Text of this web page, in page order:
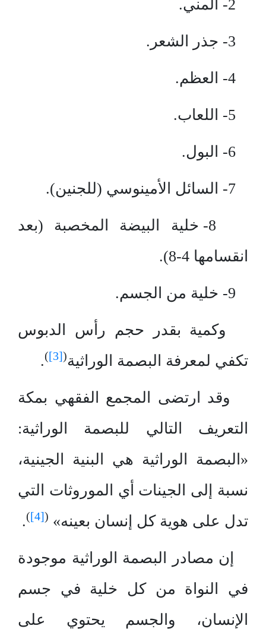
8- خلية البيضة المخصبة (بعد
انقسامها 4-8).
وكمية بقدر حجم رأس الدبوس
تكفي لمعرفة البصمة الوراثية(
[3]
)
.
وقد ارتضى المجمع الفقهي بمكة
التعريف التالي للبصمة الوراثية:
«البصمة الوراثية هي البنية الجينية،
نسبة إلى الجينات أي الموروثات التي
تدل على هوية كل إنسان بعينه» (
[4]
)
.
إن مصادر البصمة الوراثية موجودة
في النواة من كل خلية في جسم
الإنسان، والجسم يحتوي على